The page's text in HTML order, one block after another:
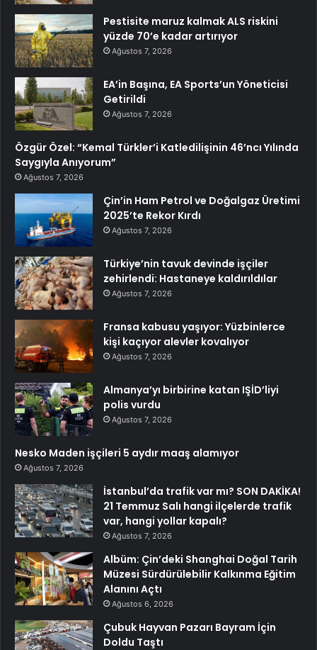
Pestisite maruz kalmak ALS riskini
yüzde 70’e kadar artırıyor
Ağustos 7, 2026
EA’in Başına, EA Sports’un Yöneticisi
Getirildi
Ağustos 7, 2026
Özgür Özel: “Kemal Türkler’i Katledilişinin 46’ncı Yılında
Saygıyla Anıyorum”
Ağustos 7, 2026
Çin’in Ham Petrol ve Doğalgaz Üretimi
2025’te Rekor Kırdı
Ağustos 7, 2026
Türkiye’nin tavuk devinde işçiler
zehirlendi: Hastaneye kaldırıldılar
Ağustos 7, 2026
Fransa kabusu yaşıyor: Yüzbinlerce
kişi kaçıyor alevler kovalıyor
Ağustos 7, 2026
Almanya’yı birbirine katan IŞİD’liyi
polis vurdu
Ağustos 7, 2026
Nesko Maden işçileri 5 aydır maaş alamıyor
Ağustos 7, 2026
İstanbul’da trafik var mı? SON DAKİKA!
21 Temmuz Salı hangi ilçelerde trafik
var, hangi yollar kapalı?
Ağustos 7, 2026
Albüm: Çin’deki Shanghai Doğal Tarih
Müzesi Sürdürülebilir Kalkınma Eğitim
Alanını Açtı
Ağustos 6, 2026
Çubuk Hayvan Pazarı Bayram İçin
Doldu Taştı